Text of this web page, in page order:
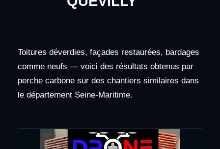
Toitures déverdies, façades restaurées, bardages
comme neufs — voici des résultats obtenus par
perche carbone sur des chantiers similaires dans
le département Seine-Maritime.